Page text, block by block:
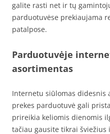
galite rasti net ir tų
parduotuvėse prekiaujama
patalpose.
Parduotuvėje
asortimentas
Internetu siūlomas didesnis
prekes parduotuvė gali
prireikia keliomis dienomis
tačiau gausite tikrai šviežius